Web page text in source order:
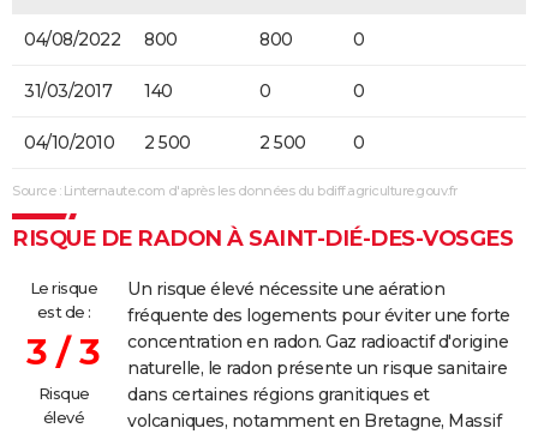
04/08/2022 800 800 0
31/03/2017 140 0 0
04/10/2010 2 500 2 500 0
Source : Linternaute.com d'après les données du bdiff.agriculture.gouv.fr
RISQUE DE RADON À SAINT-DIÉ-DES-VOSGES
Le risque
est de :
3 / 3
Risque
élevé
Un risque élevé nécessite une aération
fréquente des logements pour éviter une forte
concentration en radon. Gaz radioactif d'origine
naturelle, le radon présente un risque sanitaire
dans certaines régions granitiques et
volcaniques, notamment en Bretagne, Massif